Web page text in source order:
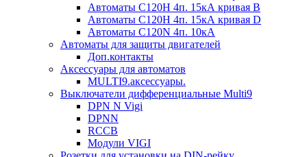
Автоматы С120H 4п. 15кА кривая B
Автоматы С120H 4п. 15кА кривая D
Автоматы С120N 4п. 10кА
Автоматы для защиты двигателей
Доп.контакты
Аксессуары для автоматов
MULTI9.аксессуары.
Выключатели дифференциальные Multi9
DPN N Vigi
DPNN
RCCB
Модули VIGI